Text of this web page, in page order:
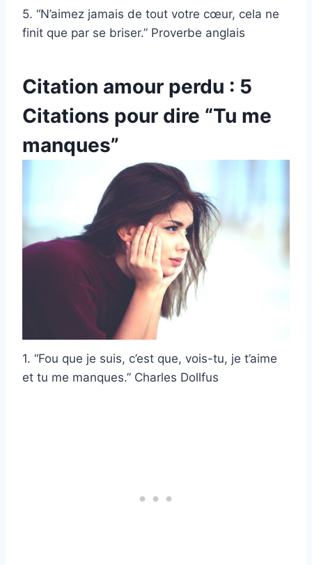
5. “N’aimez jamais de tout votre cœur, cela ne
finit que par se briser.” Proverbe anglais
Citation amour perdu : 5
Citations pour dire “Tu me
manques”
1. “Fou que je suis, c’est que, vois-tu, je t’aime
et tu me manques.” Charles Dollfus